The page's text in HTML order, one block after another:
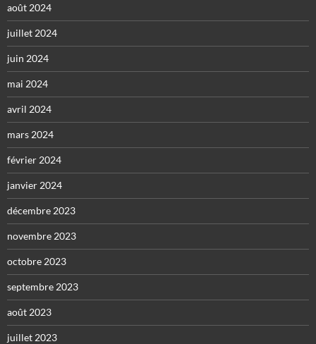
août 2024
juillet 2024
juin 2024
mai 2024
avril 2024
mars 2024
février 2024
janvier 2024
décembre 2023
novembre 2023
octobre 2023
septembre 2023
août 2023
juillet 2023